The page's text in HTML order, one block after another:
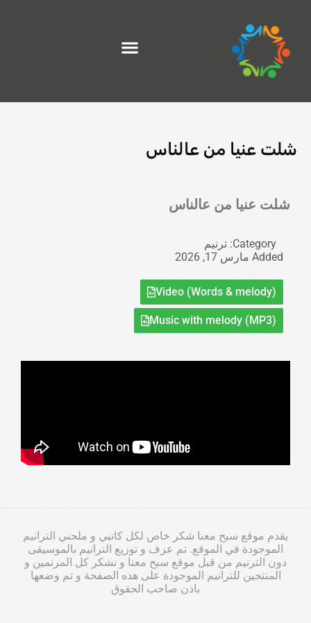
المحتوى
شلت عنيا من عالناس
شلت عنيا من عالناس
Category: ترنيم
Added مارس 17, 2026
Video (Words & melody)
Music with melody (MP3)
يقدم موقع سبح معنا شكر خاص لكل كاتبي و ملحني الترانيم
الموجودة في الموقع. تم عزف و توزيع الترانيم بالموسيقى
دون الترنيم من قبل موقع سبح معنا و نشكر كل المرنمين و
المنتجين للترانيم الموجودة على هذه الصفحة و تم وضعها
باذن صاحب الحقوق